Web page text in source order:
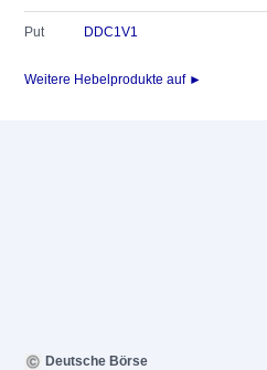
Put DDC1V1
Weitere Hebelprodukte auf ►
Deutsche Börse